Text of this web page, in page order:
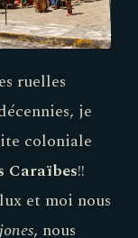
ruelles
je
coloniale
Caraïbes!!
et moi nous
, nous